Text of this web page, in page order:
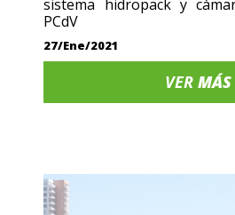
sistema hidropack y
PCdV
27/Ene/2021
VERMÁS